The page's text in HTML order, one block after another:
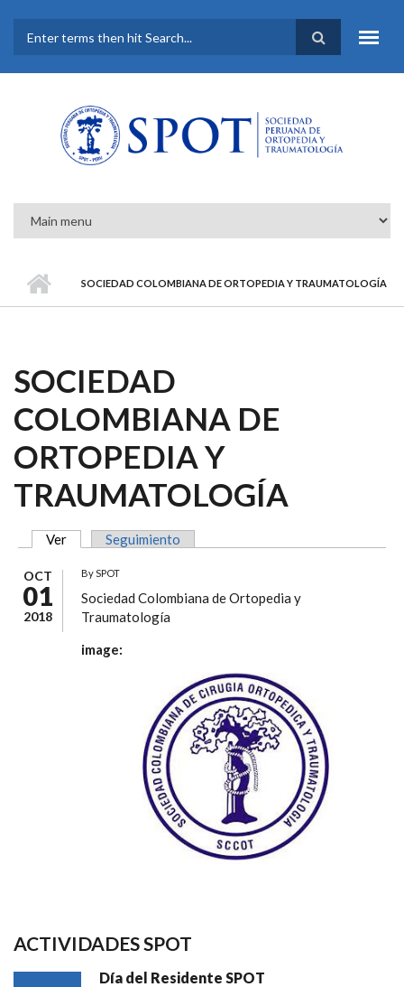
FORMULARIO DE
BÚSQUEDA
SOCIEDAD COLOMBIANA DE ORTOPEDIA Y TRAUMATOLOGÍA
SOCIEDAD
COLOMBIANA DE
ORTOPEDIA Y
TRAUMATOLOGÍA
SOLAPAS PRINCIPALES
Ver (solapa activa)
Seguimiento
OCT
01
2018
BySPOT
Sociedad Colombiana de Ortopedia y
Traumatología
image:
ACTIVIDADES SPOT
Día del Residente SPOT